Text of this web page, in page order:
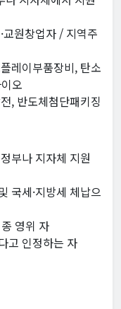
원창업자 / 지역주
레이부품장비, 탄소
오
, 반도체첨단패키징
부나 지자체 지원
국세·지방세 체납으
영위 자
고 인정하는 자